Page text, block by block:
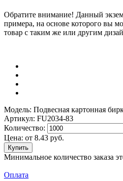
Обратите внимание! Данный
примера, на основе которого вы
товар с таким же или другим
Модель: Подвесная картонная
Артикул: FU2034-83
Количество:
Цена: от 8.43 руб.
Минимальное количество заказа
Оплата